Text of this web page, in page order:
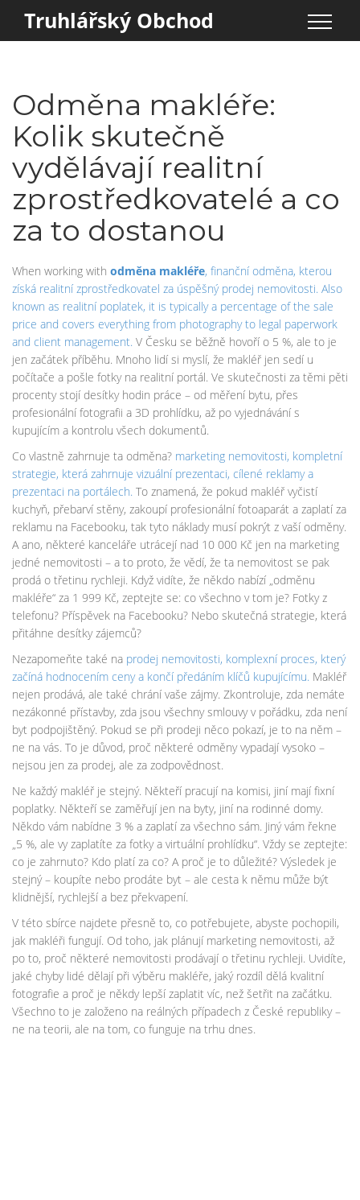
Truhlářský Obchod
Odměna makléře:
Kolik skutečně
vydělávají realitní
zprostředkovatelé a co
za to dostanou
When working with odměna makléře, finanční odměna, kterou
získá realitní zprostředkovatel za úspěšný prodej nemovitosti. Also
known as realitní poplatek, it is typically a percentage of the sale
price and covers everything from photography to legal paperwork
and client management. V Česku se běžně hovoří o 5 %, ale to je
jen začátek příběhu. Mnoho lidí si myslí, že makléř jen sedí u
počítače a pošle fotky na realitní portál. Ve skutečnosti za těmi pěti
procenty stojí desítky hodin práce – od měření bytu, přes
profesionální fotografii a 3D prohlídku, až po vyjednávání s
kupujícím a kontrolu všech dokumentů.
Co vlastně zahrnuje ta odměna? marketing nemovitosti, kompletní
strategie, která zahrnuje vizuální prezentaci, cílené reklamy a
prezentaci na portálech. To znamená, že pokud makléř vyčistí
kuchyň, přebarví stěny, zakoupí profesionální fotoaparát a zaplatí za
reklamu na Facebooku, tak tyto náklady musí pokrýt z vaší odměny.
A ano, některé kanceláře utrácejí nad 10 000 Kč jen na marketing
jedné nemovitosti – a to proto, že vědí, že ta nemovitost se pak
prodá o třetinu rychleji. Když vidíte, že někdo nabízí „odměnu
makléře“ za 1 999 Kč, zeptejte se: co všechno v tom je? Fotky z
telefonu? Příspěvek na Facebooku? Nebo skutečná strategie, která
přitáhne desítky zájemců?
Nezapomeňte také na prodej nemovitosti, komplexní proces, který
začíná hodnocením ceny a končí předáním klíčů kupujícímu. Makléř
nejen prodává, ale také chrání vaše zájmy. Zkontroluje, zda nemáte
nezákonné přístavby, zda jsou všechny smlouvy v pořádku, zda není
byt podpojištěný. Pokud se při prodeji něco pokazí, je to na něm –
ne na vás. To je důvod, proč některé odměny vypadají vysoko –
nejsou jen za prodej, ale za zodpovědnost.
Ne každý makléř je stejný. Někteří pracují na komisi, jiní mají fixní
poplatky. Někteří se zaměřují jen na byty, jiní na rodinné domy.
Někdo vám nabídne 3 % a zaplatí za všechno sám. Jiný vám řekne
„5 %, ale vy zaplatíte za fotky a virtuální prohlídku“. Vždy se zeptejte:
co je zahrnuto? Kdo platí za co? A proč je to důležité? Výsledek je
stejný – koupíte nebo prodáte byt – ale cesta k němu může být
klidnější, rychlejší a bez překvapení.
V této sbírce najdete přesně to, co potřebujete, abyste pochopili,
jak makléři fungují. Od toho, jak plánují marketing nemovitosti, až
po to, proč některé nemovitosti prodávají o třetinu rychleji. Uvidíte,
jaké chyby lidé dělají při výběru makléře, jaký rozdíl dělá kvalitní
fotografie a proč je někdy lepší zaplatit víc, než šetřit na začátku.
Všechno to je založeno na reálných případech z České republiky –
ne na teorii, ale na tom, co funguje na trhu dnes.